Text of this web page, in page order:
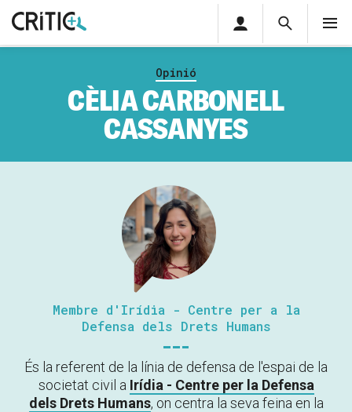
Cerca
Cerca
privada
Opinió
CÈLIA CARBONELL
CASSANYES
Membre d'Irídia - Centre per a la
Defensa dels Drets Humans
És la referent de la línia de defensa de l'espai de la
societat civil a Irídia - Centre per la Defensa
dels Drets Humans, on centra la seva feina en la